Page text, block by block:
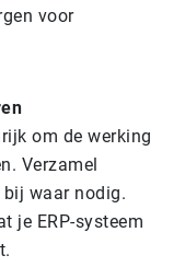
voor
om de werking
Verzamel
waar nodig.
je ERP-systeem